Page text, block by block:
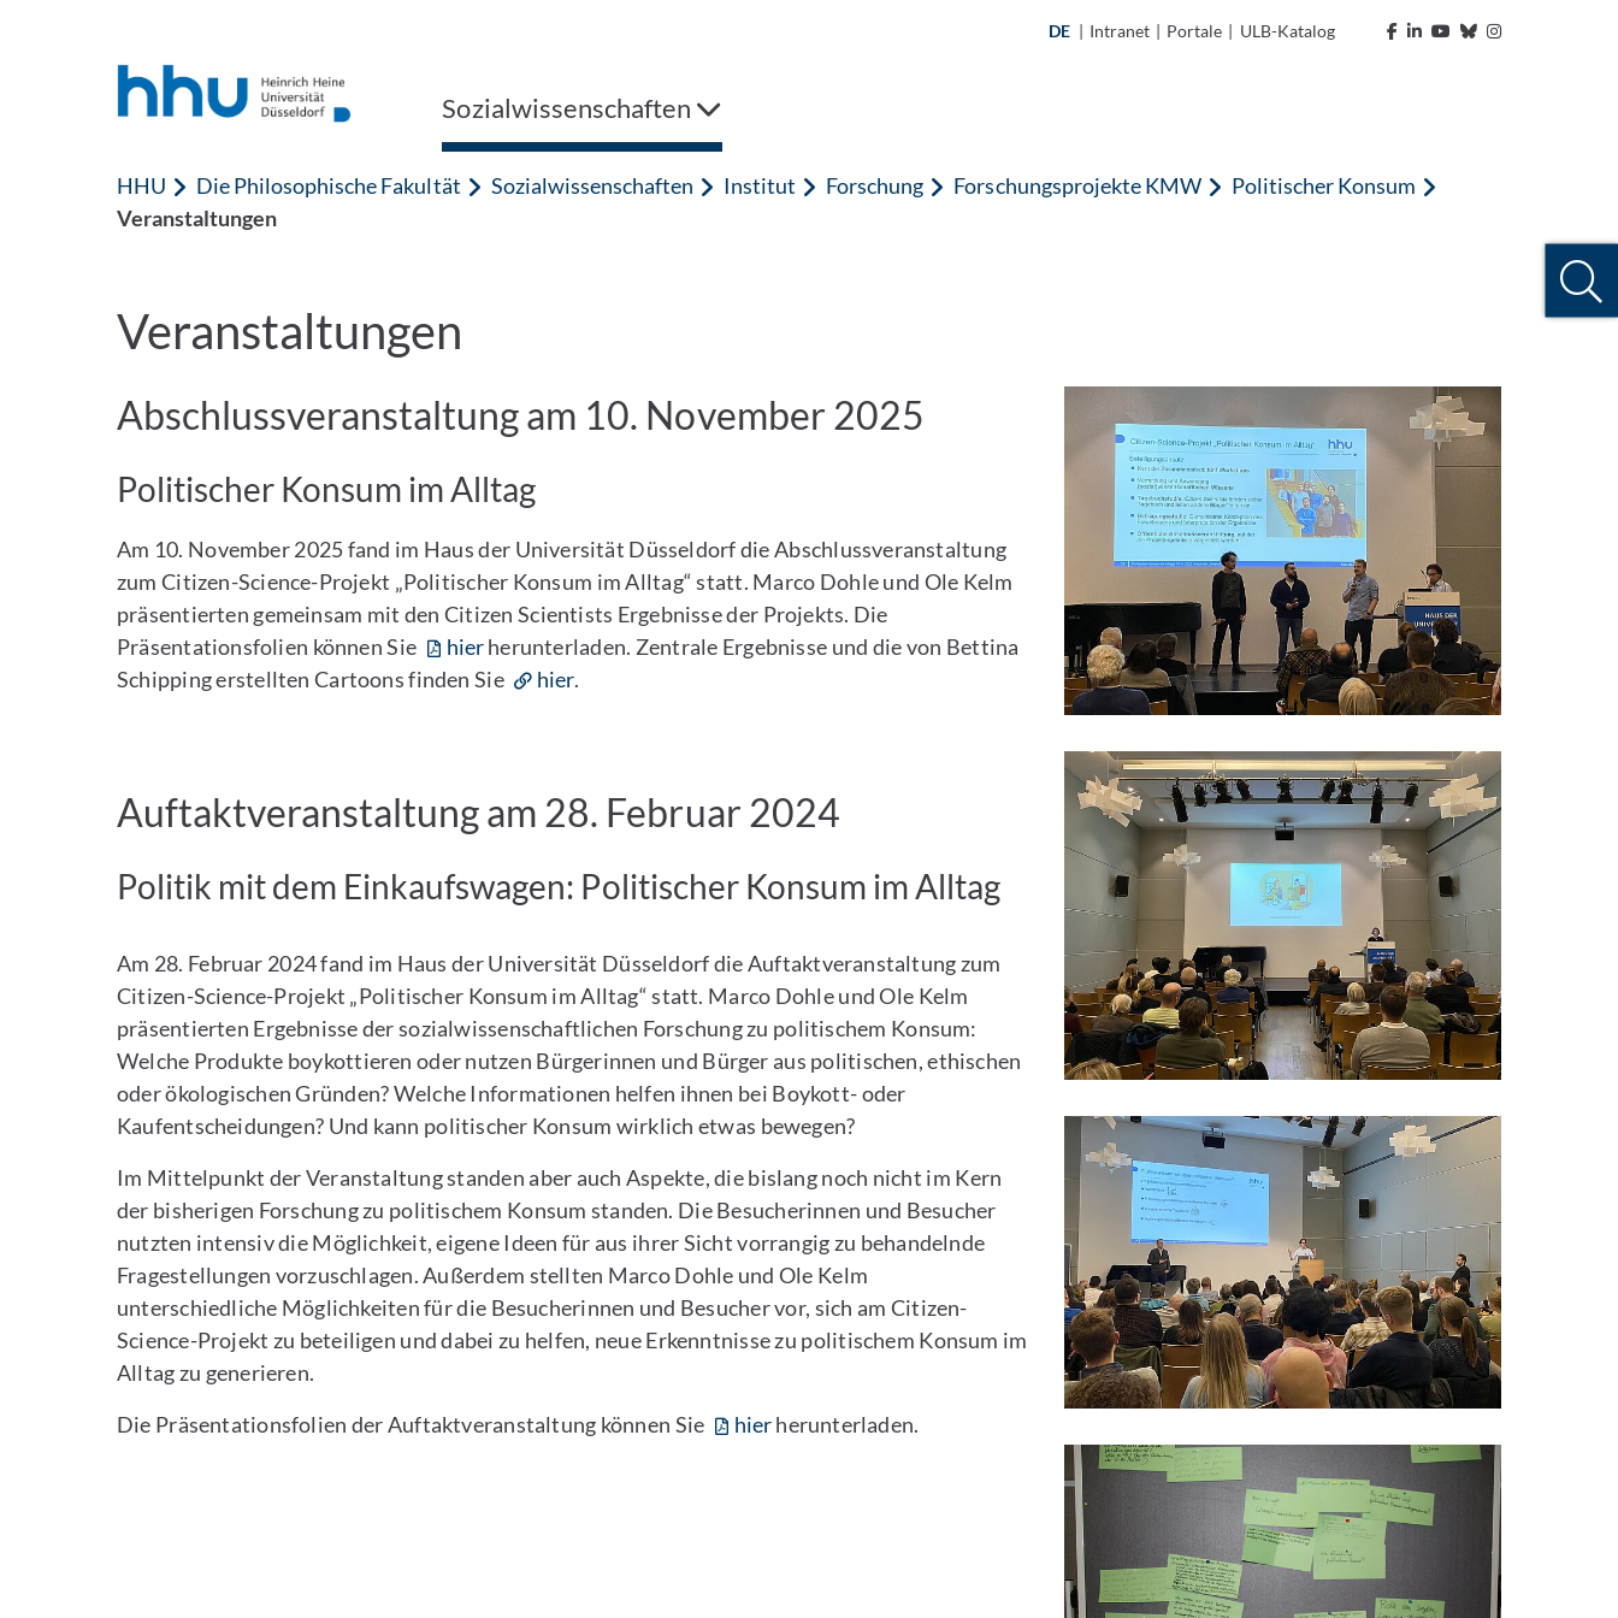
DE | Intranet | Portale | ULB-Katalog
Sozialwissenschaften
HHU Die Philosophische Fakultät Sozialwissenschaften Institut Forschung Forschungsprojekte KMW
Politischer Konsum
Veranstaltungen
Veranstaltungen
Abschlussveranstaltung am 10. November 2025
Politischer Konsum im Alltag
Am 10. November 2025 fand im Haus der Universität Düsseldorf die Abschlussveranstaltung
zum Citizen-Science-Projekt „Politischer Konsum im Alltag“ statt. Marco Dohle und Ole Kelm
präsentierten gemeinsam mit den Citizen Scientists Ergebnisse der Projekts. Die
Präsentationsfolien können Sie
hierherunterladen. Zentrale Ergebnisse und die von Bettina
Schipping erstellten Cartoons finden Sie
hier.
Auftaktveranstaltung am 28. Februar 2024
Politik mit dem Einkaufswagen: Politischer Konsum im Alltag
Am 28. Februar 2024 fand im Haus der Universität Düsseldorf die Auftaktveranstaltung zum
Citizen-Science-Projekt „Politischer Konsum im Alltag“ statt. Marco Dohle und Ole Kelm
präsentierten Ergebnisse der sozialwissenschaftlichen Forschung zu politischem Konsum:
Welche Produkte boykottieren oder nutzen Bürgerinnen und Bürger aus politischen, ethischen
oder ökologischen Gründen? Welche Informationen helfen ihnen bei Boykott- oder
Kaufentscheidungen? Und kann politischer Konsum wirklich etwas bewegen?
Im Mittelpunkt der Veranstaltung standen aber auch Aspekte, die bislang noch nicht im Kern
der bisherigen Forschung zu politischem Konsum standen. Die Besucherinnen und Besucher
nutzten intensiv die Möglichkeit, eigene Ideen für aus ihrer Sicht vorrangig zu behandelnde
Fragestellungen vorzuschlagen. Außerdem stellten Marco Dohle und Ole Kelm
unterschiedliche Möglichkeiten für die Besucherinnen und Besucher vor, sich am Citizen-
Science-Projekt zu beteiligen und dabei zu helfen, neue Erkenntnisse zu politischem Konsum im
Alltag zu generieren.
Die Präsentationsfolien der Auftaktveranstaltung können Sie
hierherunterladen.